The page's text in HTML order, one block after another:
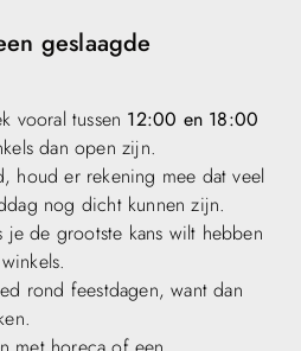
geslaagde
vooral tussen 12:00 en 18:00
dan open zijn.
houd er rekening mee dat veel
nog dicht kunnen zijn.
je de grootste kans wilt hebben
rond feestdagen, want dan